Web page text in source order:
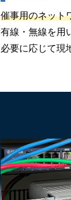
催事用のネット
有線・無線を用
必要に応じて現